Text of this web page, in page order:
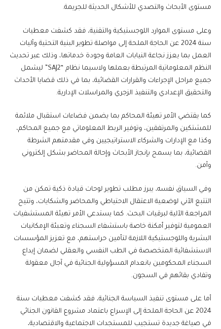
مستوى الأبحاث والتصدي للأشكال الحديثة للجريمة.
وعلى مستوى الموارد اللوجستيكية والتقنية، فقد كشفت معطيات
سنة 2024 عن الحاجة الملحة إلى مواصلة تطوير البنية التحتية وآليات
العمل بما يعزز نجاعة النيابات العامة وجودة خدماتها، وذلك عبر تحديث
النظم المعلوماتية المرتبطة بعملها ولاسيما نظام “SAJ2” ليشمل
جميع مراحل الإجراءات والقرارات القضائية، بما في ذلك قضايا الأحداث
والتحقيق الإعدادي والتنفيذ الزجري والمراسلات الإدارية.
كما يقتضي الأمر تهيئة المحاكم بما يضمن فضاءات استقبال ملائمة
للمشتكين والمرتفقين، وتوفير الربط المعلوماتي مع جميع المحاكم،
وكذا مع الإدارات والشركاء الاستراتيجيين وفي مقدمتهم الشرطة
القضائية، بما يسمح بإنجاز الأبحاث وإحالة المحاضر بشكل إلكتروني
وآمن.
وفي السياق نفسه، يبرز مطلب تطوير لوحات قيادة ذكية تمكن من
التتبع الآني لوضعية الاعتقال الاحتياطي والمحاضر والشكايات، وتتيح
المراجعة الآلية لبرقيات البحث. كما يستدعي الأمر تهيئة المستشفيات
العمومية لتوفير أمكنة خاصة باستشفاء السجناء وتعبئة الإمكانيات
البشرية واللوجستيكية اللازمة لتأمين حراستهم، مع تعزيز المؤسسات
الاستشفائية المتخصصة في الطب النفسي والعقلي لضمان إيداع
السجناء المحكومين بانعدام المسؤولية الجنائية في آجال معقولة
وتفادي بقائهم في السجون.
أما على مستوى تنفيذ السياسة الجنائية، فقد كشفت معطيات سنة
2024 عن الحاجة الملحة إلى الإسراع باعتماد مشروع القانون الجنائي
في صياغة جديدة تستجيب للمستجدات الاجتماعية والاقتصادية،